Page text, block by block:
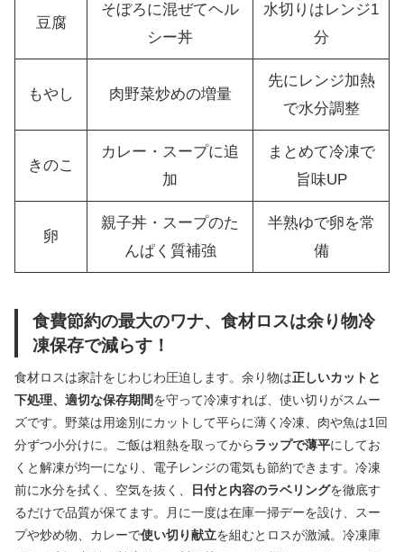
豆腐
そぼろに混ぜてヘル
シー丼
水切りはレンジ1
分
もやし 肉野菜炒めの増量
先にレンジ加熱
で水分調整
きのこ
カレー・スープに追
加
まとめて冷凍で
旨味UP
卵
親子丼・スープのた
んぱく質補強
半熟ゆで卵を常
備
食費節約の最大のワナ、食材ロスは余り物冷
凍保存で減らす！
食材ロスは家計をじわじわ圧迫します。余り物は正しいカットと
下処理、適切な保存期間を守って冷凍すれば、使い切りがスムー
ズです。野菜は用途別にカットして平らに薄く冷凍、肉や魚は1回
分ずつ小分けに。ご飯は粗熱を取ってからラップで薄平にしてお
くと解凍が均一になり、電子レンジの電気も節約できます。冷凍
前に水分を拭く、空気を抜く、
日付と内容のラベリングを徹底す
るだけで品質が保てます。月に一度は在庫一掃デーを設け、スー
プや炒め物、カレーで使い切り献立を組むとロスが激減。冷凍庫